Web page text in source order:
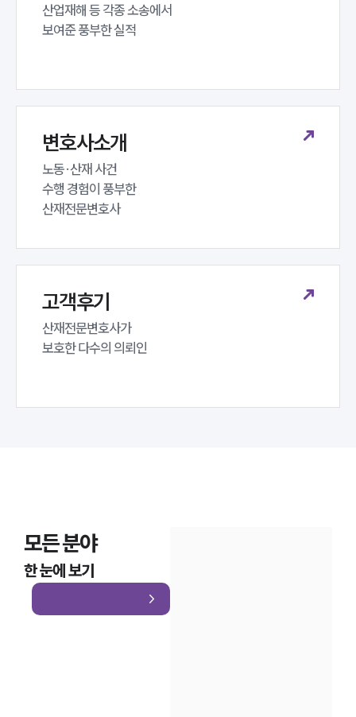
만화로 보는 사례
산업재해 등 각종 소송에서
보여준 풍부한 실적
변호사소개
노동·산재 사건
수행 경험이 풍부한
산재전문변호사
고객후기
산재전문변호사가
보호한 다수의 의뢰인
모든 분야
한 눈에 보기